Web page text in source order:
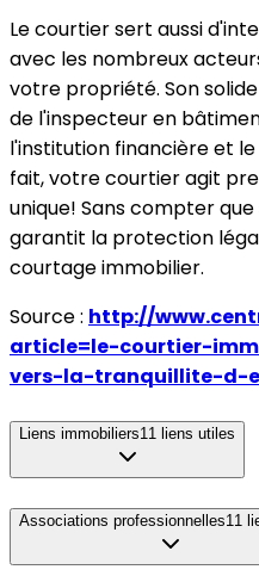
Le courtier sert aussi
avec les nombreux
votre propriété. Son
de l'inspecteur en
l'institution financière et
fait, votre courtier agit
unique! Sans compter
garantit la protection
courtage immobilier.
Source : http://
article=le-courtier-
vers-la-tranquillite-d-
Liens immobiliers11 liens utiles
Associations professionnelles11